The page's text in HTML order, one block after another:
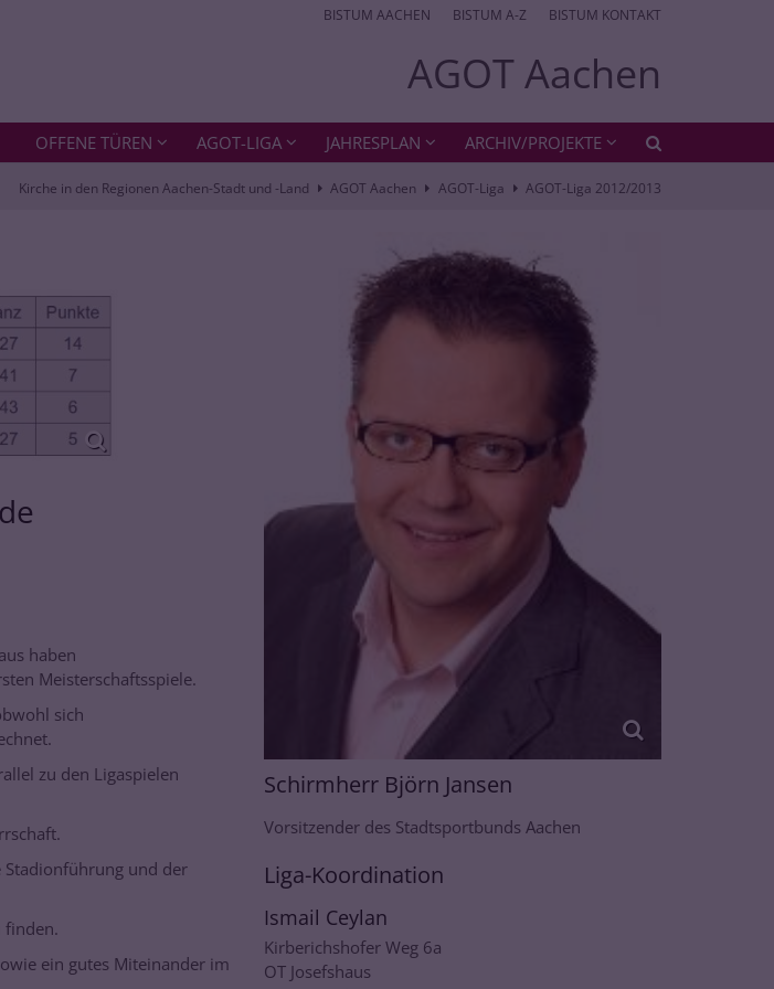
BISTUM AACHEN BISTUM A-Z BISTUM KONTAKT
AGOT Aachen
OFFENE TÜREN AGOT-LIGA JAHRESPLAN ARCHIV/PROJEKTE
Kirche in den Regionen Aachen-Stadt und -Land AGOT Aachen AGOT-Liga AGOT-Liga 2012/2013
haben
Meisterschaftsspiele.
sich
zu den Ligaspielen
Stadionführung und der
finden.
ein gutes Miteinander im
Schirmherr Björn Jansen
Vorsitzender des Stadtsportbunds Aachen
Liga-Koordination
Ismail Ceylan
Kirberichshofer Weg 6a
OT Josefshaus